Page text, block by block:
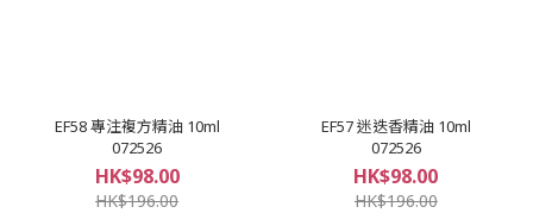
EF58 專注複方精油 10ml
072526
HK$98.00
HK$196.00
EF57 迷迭香精油 10ml
072526
HK$98.00
HK$196.00